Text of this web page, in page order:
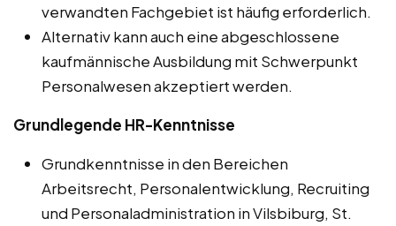
verwandten Fachgebiet ist häufig erforderlich.
Alternativ kann auch eine abgeschlossene
kaufmännische Ausbildung mit Schwerpunkt
Personalwesen akzeptiert werden.
Grundlegende HR-Kenntnisse
Grundkenntnisse in den Bereichen
Arbeitsrecht, Personalentwicklung, Recruiting
und Personaladministration in Vilsbiburg, St.